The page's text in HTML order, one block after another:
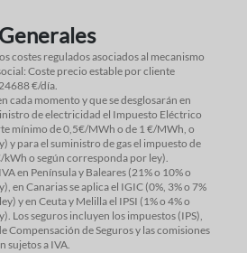
regulados asociados al mecanismo
Coste precio estable por cliente
de 0,024688 €/día.
cada momento y que se desglosarán en
o de 1 €/MWh, o
para el suministro de gas el impuesto de
o según corresponda por ley).
o 10% o
se aplica el IGIC (0%, 3% o 7%
y en Ceuta y Melilla el IPSI (1% o 4% o
sujetos a IVA.